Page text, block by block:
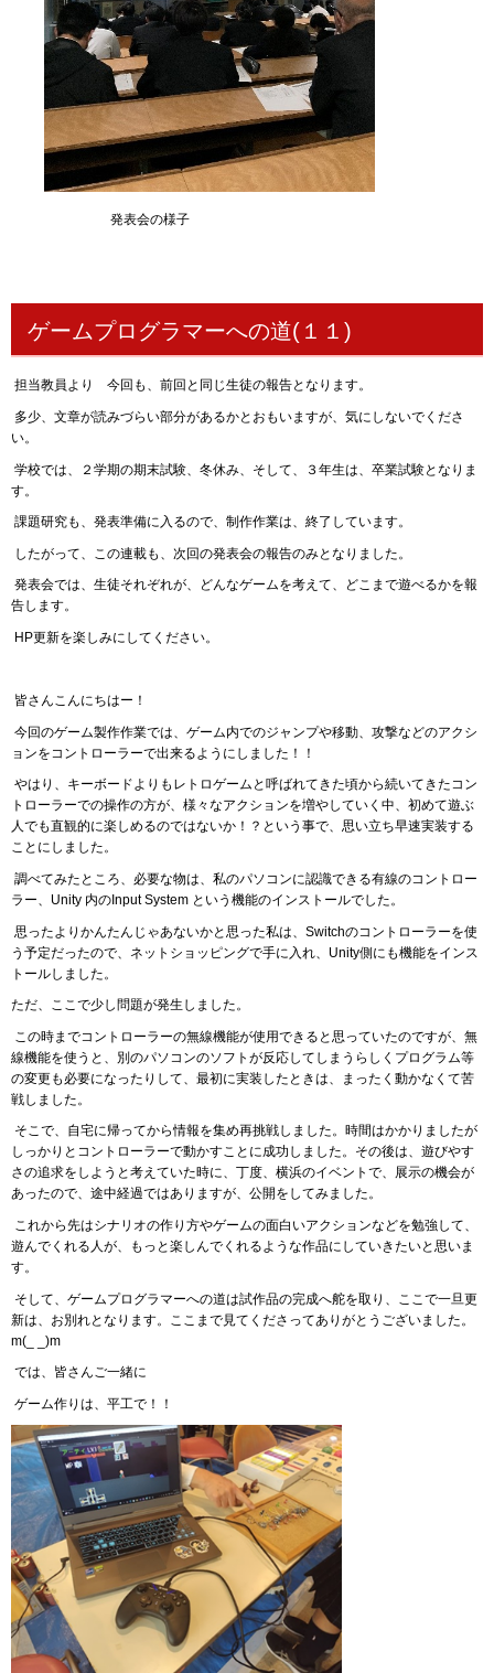
発表会の様子
ゲームプログラマーへの道(１１)
担当教員より 今回も、前回と同じ生徒の報告となります。
多少、文章が読みづらい部分があるかとおもいますが、気にしないでくださ
い。
学校では、２学期の期末試験、冬休み、そして、３年生は、卒業試験となりま
す。
課題研究も、発表準備に入るので、制作作業は、終了しています。
したがって、この連載も、次回の発表会の報告のみとなりました。
発表会では、生徒それぞれが、どんなゲームを考えて、どこまで遊べるかを報
告します。
HP更新を楽しみにしてください。
皆さんこんにちはー！
今回のゲーム製作作業では、ゲーム内でのジャンプや移動、攻撃などのアクシ
ョンをコントローラーで出来るようにしました！！
やはり、キーボードよりもレトロゲームと呼ばれてきた頃から続いてきたコン
トローラーでの操作の方が、様々なアクションを増やしていく中、初めて遊ぶ
人でも直観的に楽しめるのではないか！？という事で、思い立ち早速実装する
ことにしました。
調べてみたところ、必要な物は、私のパソコンに認識できる有線のコントロー
ラー、Unity 内のInput System という機能のインストールでした。
思ったよりかんたんじゃあないかと思った私は、Switchのコントローラーを使
う予定だったので、ネットショッピングで手に入れ、Unity側にも機能をインス
トールしました。
ただ、ここで少し問題が発生しました。
この時までコントローラーの無線機能が使用できると思っていたのですが、無
線機能を使うと、別のパソコンのソフトが反応してしまうらしくプログラム等
の変更も必要になったりして、最初に実装したときは、まったく動かなくて苦
戦しました。
そこで、自宅に帰ってから情報を集め再挑戦しました。時間はかかりましたが
しっかりとコントローラーで動かすことに成功しました。その後は、遊びやす
さの追求をしようと考えていた時に、丁度、横浜のイベントで、展示の機会が
あったので、途中経過ではありますが、公開をしてみました。
これから先はシナリオの作り方やゲームの面白いアクションなどを勉強して、
遊んでくれる人が、もっと楽しんでくれるような作品にしていきたいと思いま
す。
そして、ゲームプログラマーへの道は試作品の完成へ舵を取り、ここで一旦更
新は、お別れとなります。ここまで見てくださってありがとうございました。
m(_ _)m
では、皆さんご一緒に
ゲーム作りは、平工で！！